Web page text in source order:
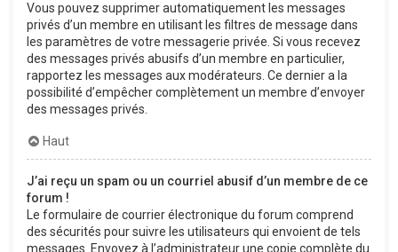
Vous pouvez supprimer automatiquement les messages
privés d’un membre en utilisant les filtres de message dans
les paramètres de votre messagerie privée. Si vous recevez
des messages privés abusifs d’un membre en particulier,
rapportez les messages aux modérateurs. Ce dernier a la
possibilité d’empêcher complètement un membre d’envoyer
des messages privés.
Haut
J’ai reçu un spam ou un courriel abusif d’un membre de ce
forum !
Le formulaire de courrier électronique du forum comprend
des sécurités pour suivre les utilisateurs qui envoient de tels
messages. Envoyez à l’administrateur une copie complète du